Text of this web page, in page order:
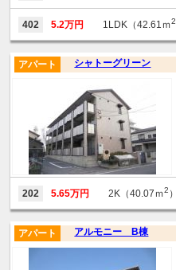
402 5.2万円 1LDK（42.61ｍ2
シャトーグリーン
アパート
202 5.65万円 2K（40.07ｍ2 ）
アルモニー B棟
アパート